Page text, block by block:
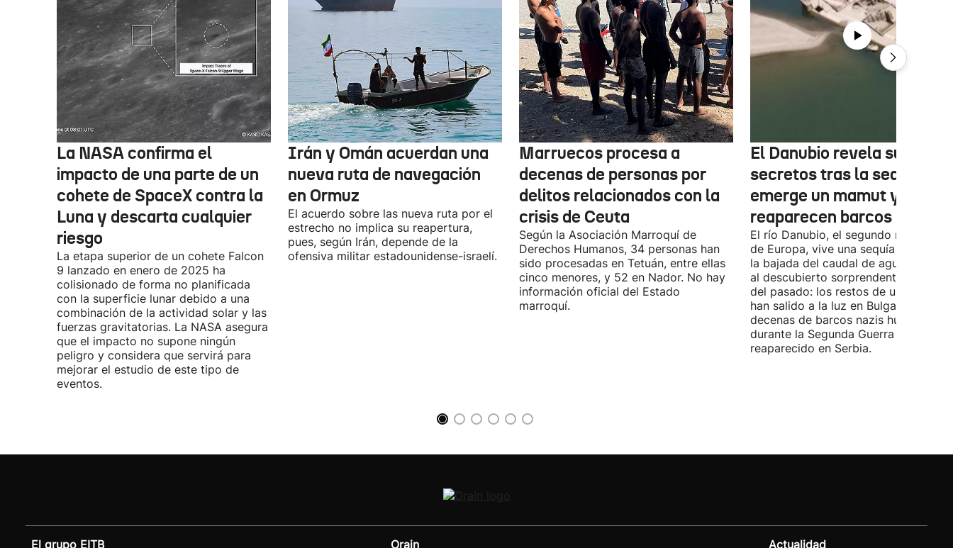
La NASA confirma el
impacto de una parte de un
cohete de SpaceX contra la
Luna y descarta cualquier
riesgo
La etapa superior de un cohete Falcon
9 lanzado en enero de 2025 ha
colisionado de forma no planificada
con la superficie lunar debido a una
combinación de la actividad solar y las
fuerzas gravitatorias. La NASA asegura
que el impacto no supone ningún
peligro y considera que servirá para
mejorar el estudio de este tipo de
eventos.
Irán y Omán acuerdan una
nueva ruta de navegación
en Ormuz
El acuerdo sobre las nueva ruta por el
estrecho no implica su reapertura,
pues, según Irán, depende de la
ofensiva militar estadounidense-israelí.
Marruecos procesa a
decenas de personas por
delitos relacionados con la
crisis de Ceuta
Según la Asociación Marroquí de
Derechos Humanos, 34 personas han
sido procesadas en Tetuán, entre ellas
cinco menores, y 52 en Nador. No hay
información oficial del Estado
marroquí.
El Danubio revela sus
secretos tras la sequía:
emerge un mamut y
reaparecen barcos nazis
El río Danubio, el segundo más largo
de Europa, vive una sequía histórica
la bajada del caudal de agua ha
al descubierto sorprendentes
del pasado: los restos de un mamut
han salido a la luz en Bulgaria y
decenas de barcos nazis hundidos
durante la Segunda Guerra Mundial
reaparecido en Serbia.
El grupo EITB Orain Actualidad